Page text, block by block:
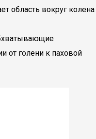
область вокруг колена
от голени к паховой